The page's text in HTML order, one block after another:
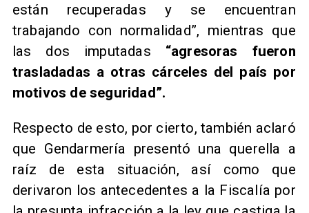
están recuperadas y se encuentran
trabajando con normalidad”, mientras que
las dos imputadas “agresoras fueron
trasladadas a otras cárceles del país por
motivos de seguridad”.
Respecto de esto, por cierto, también aclaró
que Gendarmería presentó una querella a
raíz de esta situación, así como que
derivaron los antecedentes a la Fiscalía por